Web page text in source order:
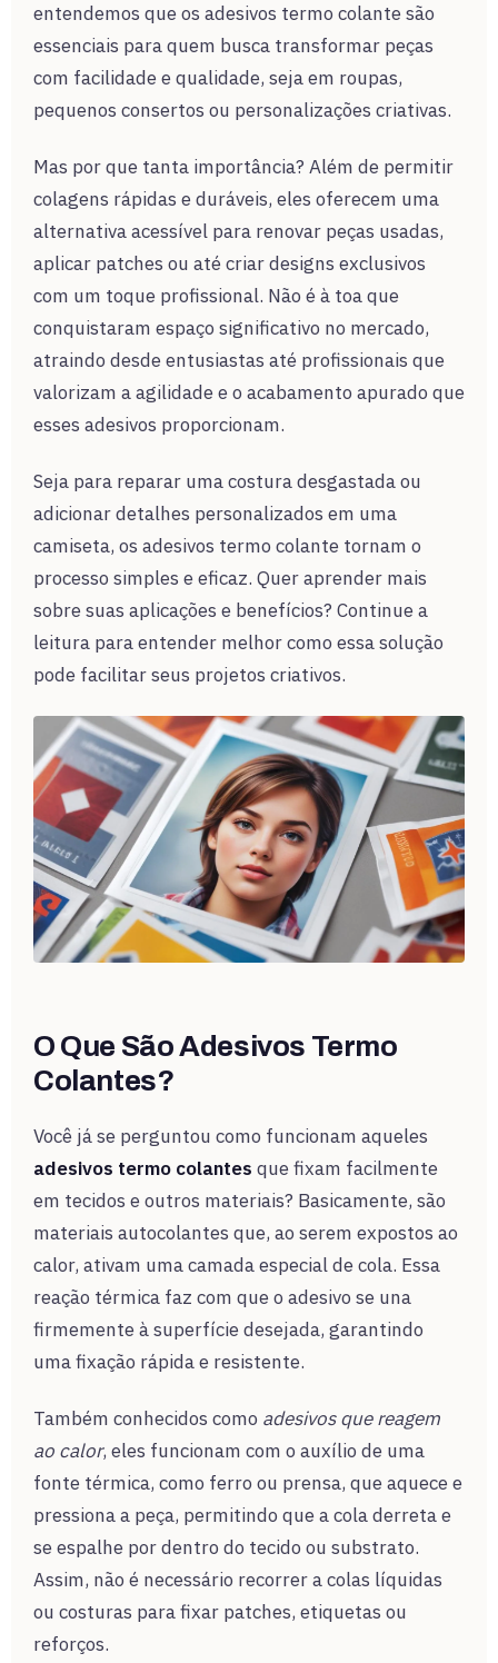
entendemos que os adesivos termo colante são
essenciais para quem busca transformar peças
com facilidade e qualidade, seja em roupas,
pequenos consertos ou personalizações criativas.
Mas por que tanta importância? Além de permitir
colagens rápidas e duráveis, eles oferecem uma
alternativa acessível para renovar peças usadas,
aplicar patches ou até criar designs exclusivos
com um toque profissional. Não é à toa que
conquistaram espaço significativo no mercado,
atraindo desde entusiastas até profissionais que
valorizam a agilidade e o acabamento apurado que
esses adesivos proporcionam.
Seja para reparar uma costura desgastada ou
adicionar detalhes personalizados em uma
camiseta, os adesivos termo colante tornam o
processo simples e eficaz. Quer aprender mais
sobre suas aplicações e benefícios? Continue a
leitura para entender melhor como essa solução
pode facilitar seus projetos criativos.
O Que São Adesivos Termo
Colantes?
Você já se perguntou como funcionam aqueles
adesivos termo colantes que fixam facilmente
em tecidos e outros materiais? Basicamente, são
materiais autocolantes que, ao serem expostos ao
calor, ativam uma camada especial de cola. Essa
reação térmica faz com que o adesivo se una
firmemente à superfície desejada, garantindo
uma fixação rápida e resistente.
Também conhecidos como adesivos que reagem
ao calor, eles funcionam com o auxílio de uma
fonte térmica, como ferro ou prensa, que aquece e
pressiona a peça, permitindo que a cola derreta e
se espalhe por dentro do tecido ou substrato.
Assim, não é necessário recorrer a colas líquidas
ou costuras para fixar patches, etiquetas ou
reforços.